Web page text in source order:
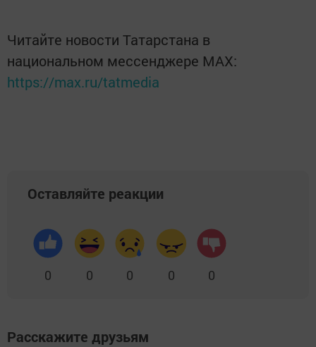
Читайте новости Татарстана в
национальном мессенджере MАХ:
https://max.ru/tatmedia
Оставляйте реакции
0 0 0 0 0
Расскажите друзьям